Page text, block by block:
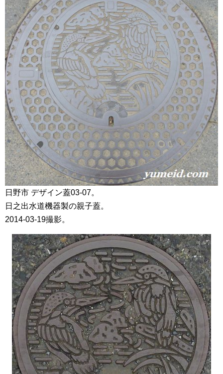
日野市 デザイン蓋03-07。
日之出水道機器製の親子蓋。
2014-03-19撮影。